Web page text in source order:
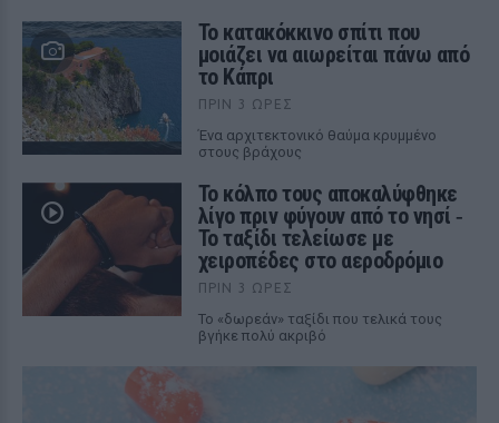
Το κατακόκκινο σπίτι που
μοιάζει να αιωρείται πάνω από
το Κάπρι
ΠΡΙΝ 3 ΏΡΕΣ
Ένα αρχιτεκτονικό θαύμα κρυμμένο
στους βράχους
Το κόλπο τους αποκαλύφθηκε
λίγο πριν φύγουν από το νησί ‑
Το ταξίδι τελείωσε με
χειροπέδες στο αεροδρόμιο
ΠΡΙΝ 3 ΏΡΕΣ
Το «δωρεάν» ταξίδι που τελικά τους
βγήκε πολύ ακριβό